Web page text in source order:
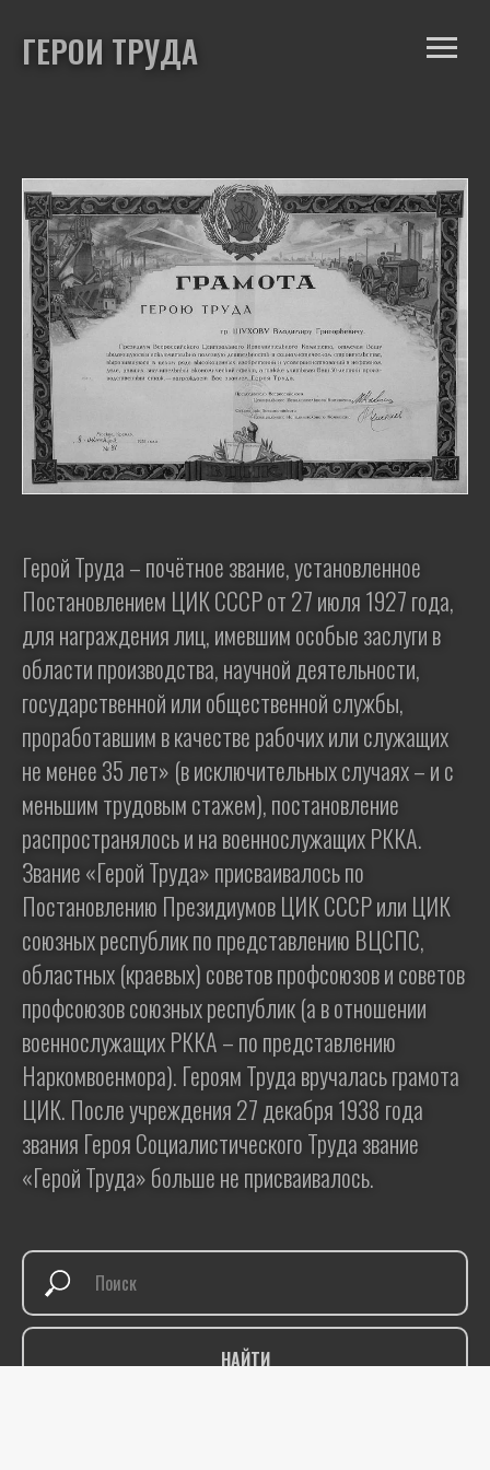
ГЕРОИ ТРУДА
Герой Труда – почётное звание, установленное
Постановлением ЦИК СССР от 27 июля 1927 года,
для награждения лиц, имевшим особые заслуги в
области производства, научной деятельности,
государственной или общественной службы,
проработавшим в качестве рабочих или служащих
не менее 35 лет» (в исключительных случаях – и с
меньшим трудовым стажем), постановление
распространялось и на военнослужащих РККА.
Звание «Герой Труда» присваивалось по
Постановлению Президиумов ЦИК СССР или ЦИК
союзных республик по представлению ВЦСПС,
областных (краевых) советов профсоюзов и советов
профсоюзов союзных республик (а в отношении
военнослужащих РККА – по представлению
Наркомвоенмора). Героям Труда вручалась грамота
ЦИК. После учреждения 27 декабря 1938 года
звания Героя Социалистического Труда звание
«Герой Труда» больше не присваивалось.
НАЙТИ